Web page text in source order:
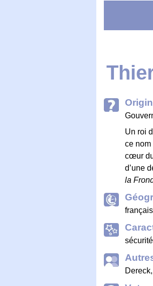
Un roi
ce nom
cœur
d’une
la
français
Dereck,